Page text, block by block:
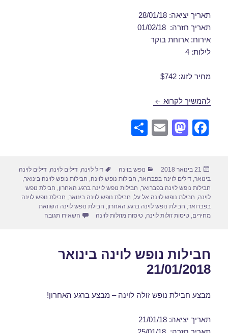
תאריך יציאה: 28/01/18
תאריך חזרה: 01/02/18
אירוח: ארוחת בוקר
לילות: 4
מחיר לזוג: $742
להמשיך לקרוא חבילות נופש לוינה בינואר 28/01/2018
F
e
b
o
M
o
d
o
E
e
פורסם
בתאריך
21 בינואר 2018 קטגוריות
נופש בוינה תגיות
דיל לוינה,דילים לוינה,דילים לוינה
בינואר,דילים לוינה בפברואר, חבילות נופש לוינה, חבילות נופש לוינה בינואר,
חבילות נופש לוינה בפברואר, חבילות נופש לוינה ברגע האחרון, חבילת נופש
לוינה, חבילת נופש לוינה אל על, חבילת נופש לוינה בינואר, חבילת נופש לוינה
בפברואר, חבילת נופש לוינה ברגע האחרון, חבילת נופש לוינה השוואת
מחירים,טיסות זולות לוינה,טיסות מוזלות לוינה השאירו תגובה
חבילות נופש לוינה בינואר
21/01/2018
מבצע חבילת נופש זולה לוינה – מבצע ברגע האחרון!
תאריך יציאה: 21/01/18